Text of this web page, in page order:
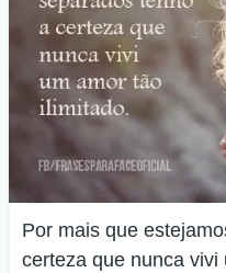
Por mais que
certeza que nunca vivi